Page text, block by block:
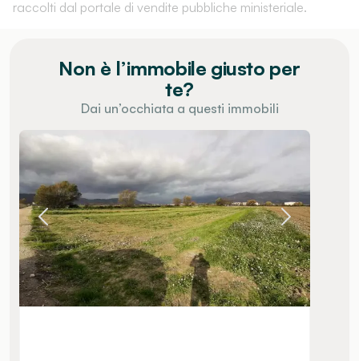
raccolti dal portale di vendite pubbliche ministeriale.
Non è l’immobile giusto per
te?
Dai un’occhiata a questi immobili